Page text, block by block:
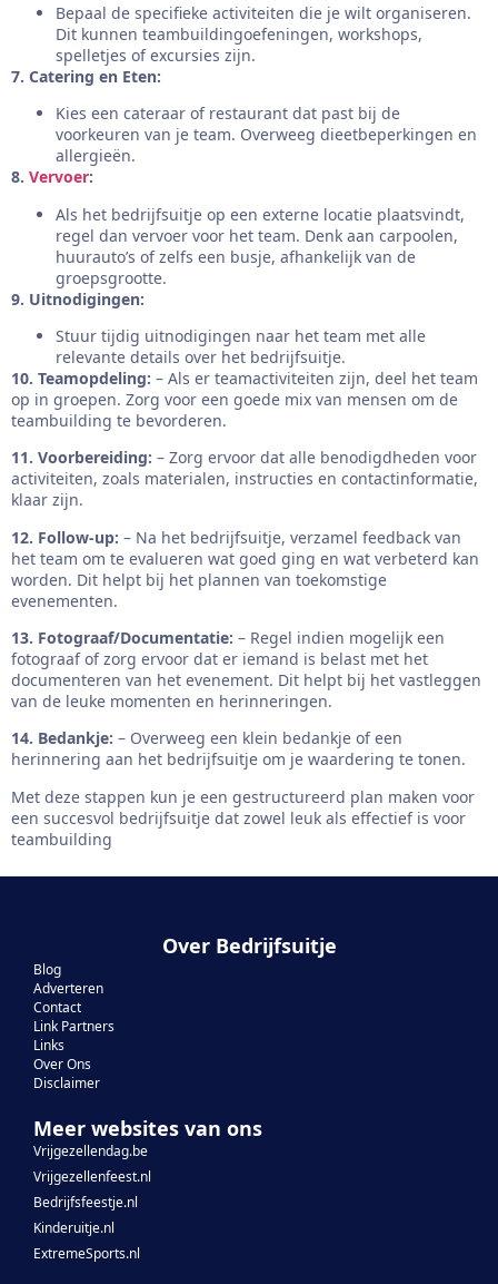
Bepaal de specifieke activiteiten die je wilt organiseren.
Dit kunnen teambuildingoefeningen, workshops,
spelletjes of excursies zijn.
7. Catering en Eten:
Kies een cateraar of restaurant dat past bij de
voorkeuren van je team. Overweeg dieetbeperkingen en
allergieën.
8. Vervoer:
Als het bedrijfsuitje op een externe locatie plaatsvindt,
regel dan vervoer voor het team. Denk aan carpoolen,
huurauto’s of zelfs een busje, afhankelijk van de
groepsgrootte.
9. Uitnodigingen:
Stuur tijdig uitnodigingen naar het team met alle
relevante details over het bedrijfsuitje.
10. Teamopdeling: – Als er teamactiviteiten zijn, deel het team
op in groepen. Zorg voor een goede mix van mensen om de
teambuilding te bevorderen.
11. Voorbereiding: – Zorg ervoor dat alle benodigdheden voor
activiteiten, zoals materialen, instructies en contactinformatie,
klaar zijn.
12. Follow-up: – Na het bedrijfsuitje, verzamel feedback van
het team om te evalueren wat goed ging en wat verbeterd kan
worden. Dit helpt bij het plannen van toekomstige
evenementen.
13. Fotograaf/Documentatie: – Regel indien mogelijk een
fotograaf of zorg ervoor dat er iemand is belast met het
documenteren van het evenement. Dit helpt bij het vastleggen
van de leuke momenten en herinneringen.
14. Bedankje: – Overweeg een klein bedankje of een
herinnering aan het bedrijfsuitje om je waardering te tonen.
Met deze stappen kun je een gestructureerd plan maken voor
een succesvol bedrijfsuitje dat zowel leuk als effectief is voor
teambuilding
Over Bedrijfsuitje
Blog
Adverteren
Contact
Link Partners
Links
Over Ons
Disclaimer
Meer websites van ons
Vrijgezellendag.be
Vrijgezellenfeest.nl
Bedrijfsfeestje.nl
Kinderuitje.nl
ExtremeSports.nl